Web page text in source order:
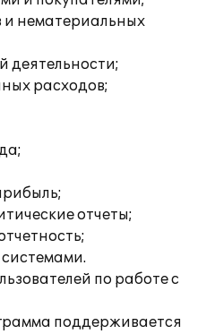
и нематериальных
деятельности;
расходов;
отчеты;
по работе с
поддерживается